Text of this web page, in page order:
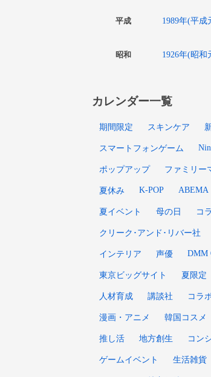
平成 1989年(平成
昭和 1926年(昭和
カレンダー一覧
期間限定 スキンケア
スマートフォンゲーム
ポップアップ ファミリー
夏休み K-POP ABEMA
夏イベント 母の日 コ
クリーク･アンド･リバー社
インテリア 声優 DMM
東京ビッグサイト 夏限定
人材育成 講談社 コラ
漫画・アニメ 韓国コスメ
推し活 地方創生 コン
ゲームイベント 生活雑貨